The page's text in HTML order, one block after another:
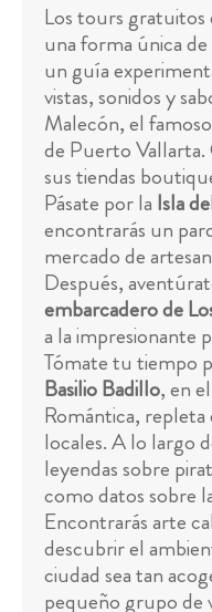
Los tours
una forma única
un guía
vistas, sonidos y
Malecón, el
de Puerto Vallarta.
sus tiendas
Pásate por la Isla
encontrarás un
mercado de
Después,
embarcadero de
a la impresionante
Tómate tu tiempo
Basilio Badillo, en
Romántica, repleta
locales. A lo largo
leyendas sobre
como datos sobre
Encontrarás arte
descubrir el
ciudad sea tan
pequeño grupo de